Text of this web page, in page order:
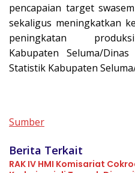
pencapaian target
sekaligus meningkatkan
peningkatan
Kabupaten Seluma/
Statistik Kabupaten
Sumber
Berita Terkait
RAK IV HMI Komisariat